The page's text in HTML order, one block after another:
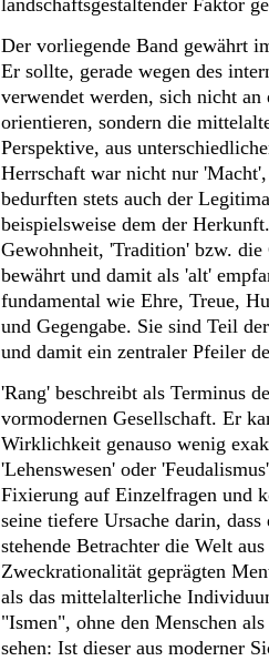
landschaftsgestaltender Faktor
Der vorliegende Band gewährt
Er sollte, gerade wegen des
verwendet werden, sich nicht
orientieren, sondern die
Perspektive, aus
Herrschaft war nicht nur
bedurften stets auch der
beispielsweise dem der
Gewohnheit, 'Tradition' bzw.
bewährt und damit als 'alt'
fundamental wie Ehre, Treue,
und Gegengabe. Sie sind Teil
und damit ein zentraler Pfeiler
'Rang' beschreibt als Terminus
vormodernen Gesellschaft. Er
Wirklichkeit genauso wenig
'Lehenswesen' oder
Fixierung auf Einzelfragen und
seine tiefere Ursache darin,
stehende Betrachter die Welt
Zweckrationalität geprägten
als das mittelalterliche
"Ismen", ohne den Menschen
sehen: Ist dieser aus moderner